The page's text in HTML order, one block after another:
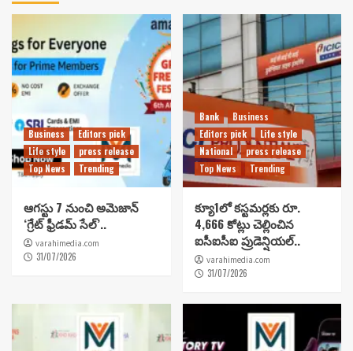
Business
Editors pick
Life style
press release
Top News
Trending
ఆగస్టు 7 నుంచి అమెజాన్
‘గ్రేట్ ఫ్రీడమ్ సేల్’..
varahimedia.com
31/07/2026
Bank
Business
Editors pick
Life style
National
press release
Top News
Trending
క్యూ1లో కస్టమర్లకు రూ.
4,666 కోట్లు చెల్లించిన
ఐసీఐసీఐ ప్రుడెన్షియల్..
varahimedia.com
31/07/2026